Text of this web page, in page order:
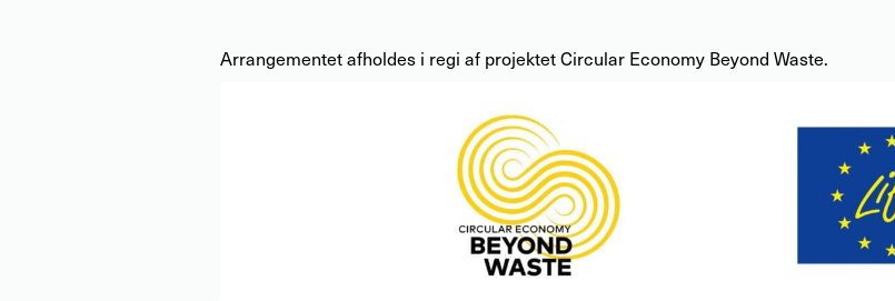
Arrangementet afholdes i regi af projektet Circular Economy Beyond Waste.